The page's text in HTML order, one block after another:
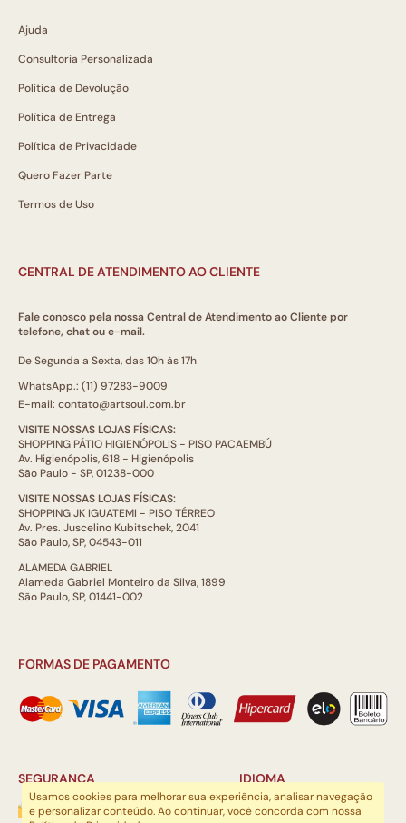
Ajuda
Consultoria Personalizada
Política de Devolução
Política de Entrega
Política de Privacidade
Quero Fazer Parte
Termos de Uso
CENTRAL DE ATENDIMENTO AO CLIENTE
Fale conosco pela nossa Central de Atendimento ao Cliente por
telefone, chat ou e-mail.
De Segunda a Sexta, das 10h às 17h
WhatsApp.: (11) 97283-9009
E-mail: contato@artsoul.com.br
VISITE NOSSAS LOJAS FÍSICAS:
SHOPPING PÁTIO HIGIENÓPOLIS - PISO PACAEMBÚ
Av. Higienópolis, 618 - Higienópolis
São Paulo - SP, 01238-000
VISITE NOSSAS LOJAS FÍSICAS:
SHOPPING JK IGUATEMI - PISO TÉRREO
Av. Pres. Juscelino Kubitschek, 2041
São Paulo, SP, 04543-011
ALAMEDA GABRIEL
Alameda Gabriel Monteiro da Silva, 1899
São Paulo, SP, 01441-002
FORMAS DE PAGAMENTO
SEGURANÇA IDIOMA
Usamos cookies para melhorar sua experiência, analisar navegação
e personalizar conteúdo. Ao continuar, você concorda com nossa